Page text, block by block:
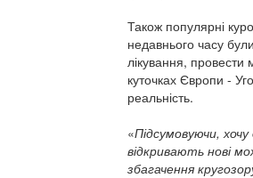
Також популярні
недавнього часу
лікування, провести
куточках Європи -
реальність.
«Підсумовуючи,
відкривають нові
збагачення